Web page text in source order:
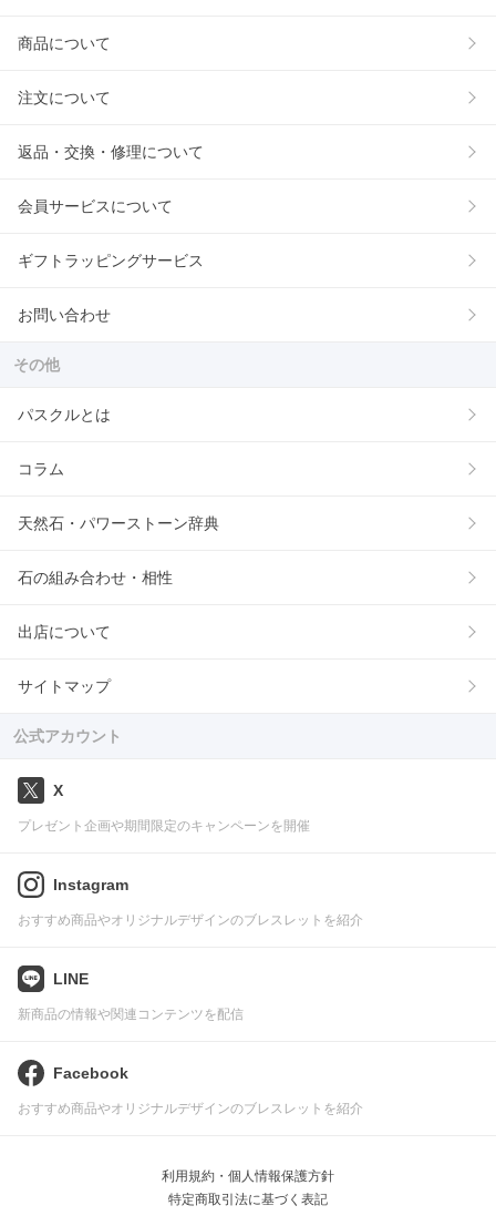
商品について
注文について
返品・交換・修理について
会員サービスについて
ギフトラッピングサービス
お問い合わせ
その他
パスクルとは
コラム
天然石・パワーストーン辞典
石の組み合わせ・相性
出店について
サイトマップ
公式アカウント
X
プレゼント企画や期間限定のキャンペーンを開催
Instagram
おすすめ商品やオリジナルデザインのブレスレットを紹介
LINE
新商品の情報や関連コンテンツを配信
Facebook
おすすめ商品やオリジナルデザインのブレスレットを紹介
利用規約・個人情報保護方針
特定商取引法に基づく表記